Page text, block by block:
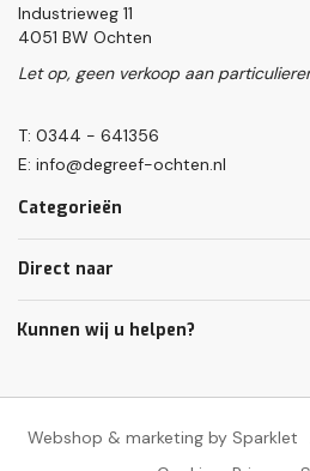
Industrieweg 11
4051 BW Ochten
Let op, geen verkoop aan
T: 0344 - 641356
E: info@degreef-ochten.nl
Categorieën
Direct naar
Kunnen wij u helpen?
Webshop & marketing by Sparklet